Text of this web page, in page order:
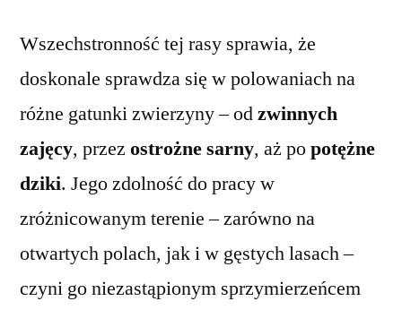
Wszechstronność tej rasy sprawia, że
doskonale sprawdza się w polowaniach na
różne gatunki zwierzyny – odzwinnych
zajęcy, przez ostrożne sarny, aż popotężne
dziki. Jego zdolność do pracy w
zróżnicowanym terenie – zarówno na
otwartych polach, jak i w gęstych lasach –
czyni go niezastąpionym sprzymierzeńcem